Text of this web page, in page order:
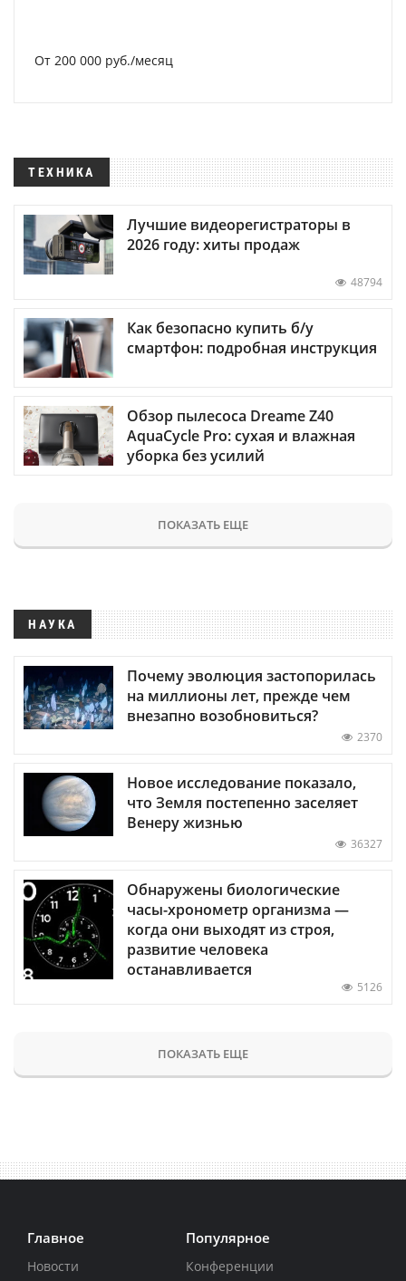
От 200 000 руб./месяц
ТЕХНИКА
Лучшие видеорегистраторы в
2026 году: хиты продаж
48794
Как безопасно купить б/у
смартфон: подробная инструкция
Обзор пылесоса Dreame Z40
AquaCycle Pro: сухая и влажная
уборка без усилий
ПОКАЗАТЬ ЕЩЕ
НАУКА
Почему эволюция застопорилась
на миллионы лет, прежде чем
внезапно возобновиться?
2370
Новое исследование показало,
что Земля постепенно заселяет
Венеру жизнью
36327
Обнаружены биологические
часы-хронометр организма —
когда они выходят из строя,
развитие человека
останавливается
5126
ПОКАЗАТЬ ЕЩЕ
Главное
Новости
Популярное
Конференции